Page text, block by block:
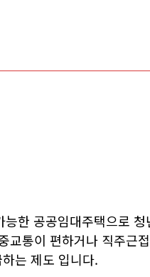
한 공공임대주택으로
통이 편하거나 직주근
는 제도 입니다.